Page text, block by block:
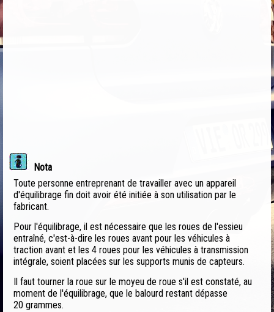
Nota
Toute personne entreprenant de travailler avec un appareil
d'équilibrage fin doit avoir été initiée à son utilisation par le
fabricant.
Pour l'équilibrage, il est nécessaire que les roues de l'essieu
entraîné, c'est-à-dire les roues avant pour les véhicules à
traction avant et les 4 roues pour les véhicules à transmission
intégrale, soient placées sur les supports munis de capteurs.
Il faut tourner la roue sur le moyeu de roue s'il est constaté, au
moment de l'équilibrage, que le balourd restant dépasse
20 grammes.